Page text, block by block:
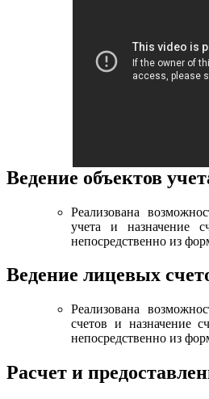
Ведение объектов
Реализована
учета и назначение
непосредственно из
Ведение лицевых
Реализована
счетов и назначение
непосредственно из
Расчет и